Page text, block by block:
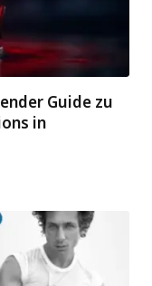
Guide zu
in